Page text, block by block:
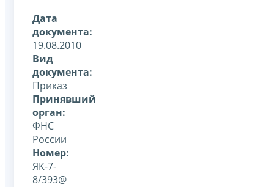
Дата
документа:
19.08.2010
Вид
документа:
Приказ
Принявший
орган:
ФНС
России
Номер:
ЯК-7-
8/393@